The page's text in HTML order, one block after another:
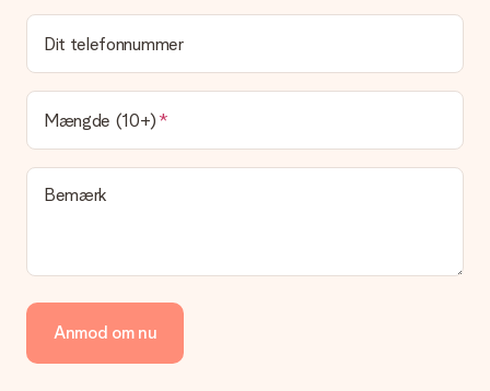
Hvad er leveringstiden, og hvornår modtager jeg min
gave?
Leveringstiden findes på gavens produktside. Du kan stole på,
at vores postfirma leverer din gave på denne dag.
Hvilke leveringsmuligheder kan jeg vælge?
I øjeblikket er det ikke (endnu) muligt at vælge en
leveringsindstilling. Den gave, du vil bestille, sendes enten som
en pakke eller som postkasse levering. Vil du gerne vide
hvilken måde din ordre sendes på? Kontakt venligst vores
Vi tilbyder følgende betalingsmetoder: Dankort, Paypal,
kreditkort, faktura via Klarna eller bankoverførsel. I tilfælde af
manuel betaling overførsel, skal du tage højde for en ekstra 3
Dit telefonnummer
Mængde (10+)
Bemærk
Anmod om nu